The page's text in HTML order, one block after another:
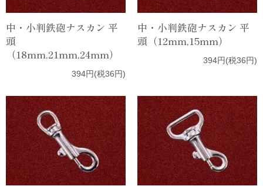
中・小判鉄砲ナスカン 平
頭
（18mm,21mm,24mm）
394円(税36円)
中・小判鉄砲ナスカン 平
頭（12mm,15mm）
394円(税36円)